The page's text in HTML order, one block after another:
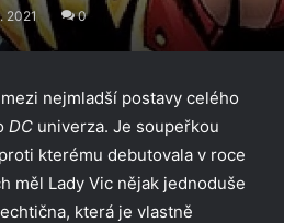
2021 0
nejmladší postavy celého
DC univerza. Je soupeřkou
kterému debutovala v roce
měl Lady Vic nějak jednoduše
která je vlastně